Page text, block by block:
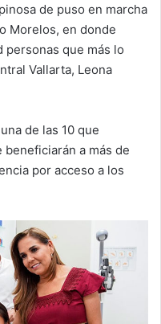
de puso en marcha
Morelos, en donde
personas que más lo
Vallarta, Leona
de las 10 que
a más de
por acceso a los